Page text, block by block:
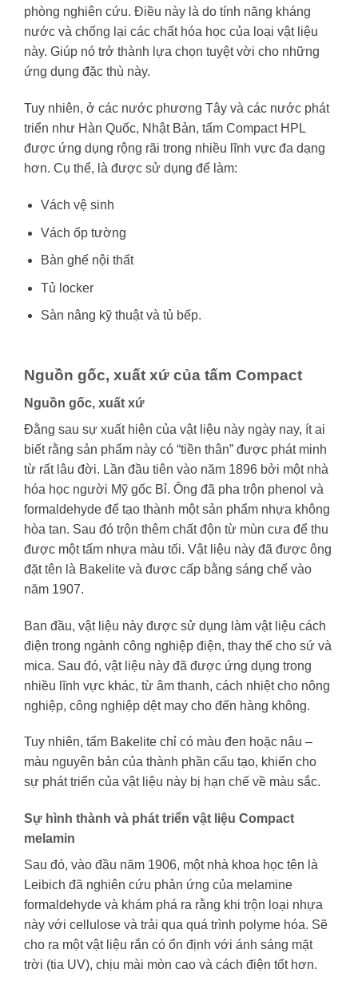
phòng nghiên cứu. Điều này là do tính năng kháng
nước và chống lại các chất hóa học của loại vật liệu
này. Giúp nó trở thành lựa chọn tuyệt vời cho những
ứng dụng đặc thù này.
Tuy nhiên, ở các nước phương Tây và các nước phát
triển như Hàn Quốc, Nhật Bản, tấm Compact HPL
được ứng dụng rộng rãi trong nhiều lĩnh vực đa dạng
hơn. Cụ thể, là được sử dụng để làm:
Vách vệ sinh
Vách ốp tường
Bàn ghế nội thất
Tủ locker
Sàn nâng kỹ thuật và tủ bếp.
Nguồn gốc, xuất xứ của tấm Compact
Nguồn gốc, xuất xứ
Đằng sau sự xuất hiện của vật liệu này ngày nay, ít ai
biết rằng sản phẩm này có “tiền thân” được phát minh
từ rất lâu đời. Lần đầu tiên vào năm 1896 bởi một nhà
hóa học người Mỹ gốc Bỉ. Ông đã pha trộn phenol và
formaldehyde để tạo thành một sản phẩm nhựa không
hòa tan. Sau đó trộn thêm chất độn từ mùn cưa để thu
được một tấm nhựa màu tối. Vật liệu này đã được ông
đặt tên là Bakelite và được cấp bằng sáng chế vào
năm 1907.
Ban đầu, vật liệu này được sử dụng làm vật liệu cách
điện trong ngành công nghiệp điện, thay thế cho sứ và
mica. Sau đó, vật liệu này đã được ứng dụng trong
nhiều lĩnh vực khác, từ âm thanh, cách nhiệt cho nông
nghiệp, công nghiệp dệt may cho đến hàng không.
Tuy nhiên, tấm Bakelite chỉ có màu đen hoặc nâu –
màu nguyên bản của thành phần cấu tạo, khiến cho
sự phát triển của vật liệu này bị hạn chế về màu sắc.
Sự hình thành và phát triển vật liệu Compact
melamin
Sau đó, vào đầu năm 1906, một nhà khoa học tên là
Leibich đã nghiên cứu phản ứng của melamine
formaldehyde và khám phá ra rằng khi trộn loại nhựa
này với cellulose và trải qua quá trình polyme hóa. Sẽ
cho ra một vật liệu rắn có ổn định với ánh sáng mặt
trời (tia UV), chịu mài mòn cao và cách điện tốt hơn.